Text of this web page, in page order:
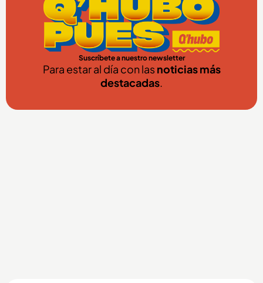
Suscríbete a nuestro newsletter
Para estar al día con lasnoticias más
destacadas.